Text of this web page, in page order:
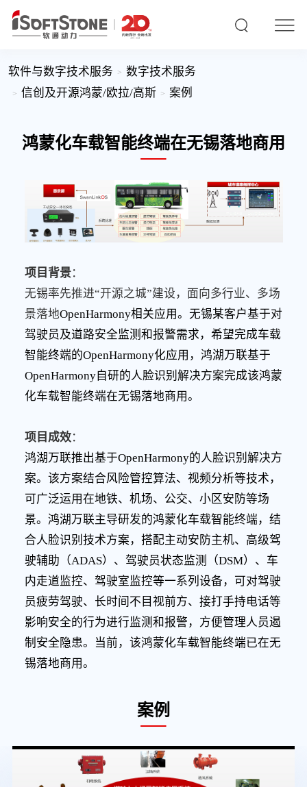
软件与数字技术服务
数字技术服务
信创及开源鸿蒙/欧拉/高斯
案例
鸿蒙化车载智能终端在无锡落地商用
项目背景：
无锡率先推进“开源之城”建设，面向多行业、多场
景落地OpenHarmony相关应用。无锡某客户基于对
驾驶员及道路安全监测和报警需求，希望完成车载
智能终端的OpenHarmony化应用，鸿湖万联基于
OpenHarmony自研的人脸识别解决方案完成该鸿蒙
化车载智能终端在无锡落地商用。
项目成效：
鸿湖万联推出基于OpenHarmony的人脸识别解决方
案。该方案结合风险管控算法、视频分析等技术，
可广泛运用在地铁、机场、公交、小区安防等场
景。鸿湖万联主导研发的鸿蒙化车载智能终端，结
合人脸识别技术方案，搭配主动安防主机、高级驾
驶辅助（ADAS）、驾驶员状态监测（DSM）、车
内走道监控、驾驶室监控等一系列设备，可对驾驶
员疲劳驾驶、长时间不目视前方、接打手持电话等
影响安全的行为进行监测和报警，方便管理人员遏
制安全隐患。当前，该鸿蒙化车载智能终端已在无
锡落地商用。
案例